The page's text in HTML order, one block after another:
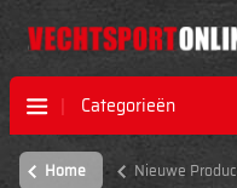
Categorieën
Home Nieuwe